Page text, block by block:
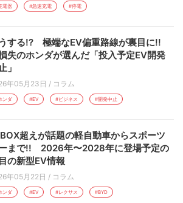
電器 #急速充電 #停電
する!? 極端なEV偏重路線が裏目に!!
失のホンダが選んだ「投入予定EV開発
」
年05月23日 / コラム
ンダ #EV #ビジネス #開発中止
超えが話題の軽自動車からスポーツ
まで!! 2026年〜2028年に登場予定の
の新型EV情報
年05月22日 / コラム
ンダ #EV #レクサス #BYD